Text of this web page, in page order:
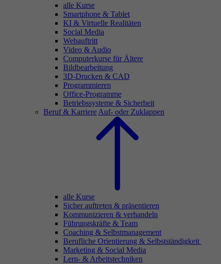
alle Kurse
Smartphone & Tablet
KI & Virtuelle Realitäten
Social Media
Webauftritt
Video & Audio
Computerkurse für Ältere
Bildbearbeitung
3D-Drucken & CAD
Programmieren
Office-Programme
Betriebssysteme & Sicherheit
Beruf & Karriere Auf- oder Zuklappen
alle Kurse
Sicher auftreten & präsentieren
Kommunizieren & verhandeln
Führungskräfte & Team
Coaching & Selbstmanagement
Berufliche Orientierung & Selbstständigkeit
Marketing & Social Media
Lern- & Arbeitstechniken